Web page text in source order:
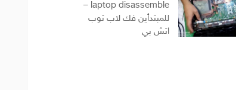
laptop disassemble –
للمبتدأين فك لاب توب
اتش بي